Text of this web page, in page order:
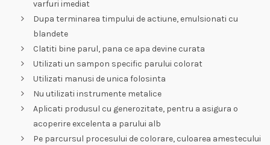
varfuri imediat
Dupa terminarea timpului de actiune, emulsionati cu
blandete
Clatiti bine parul, pana ce apa devine curata
Utilizati un sampon specific parului colorat
Utilizati manusi de unica folosinta
Nu utilizati instrumente metalice
Aplicati produsul cu generozitate, pentru a asigura o
acoperire excelenta a parului alb
Pe parcursul procesului de colorare, culoarea amestecului